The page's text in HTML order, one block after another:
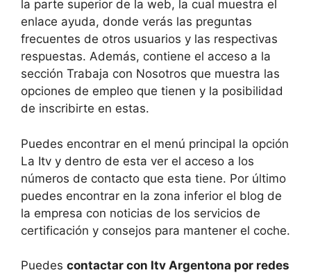
la parte superior de la web, la cual muestra el
enlace ayuda, donde verás las preguntas
frecuentes de otros usuarios y las respectivas
respuestas. Además, contiene el acceso a la
sección Trabaja con Nosotros que muestra las
opciones de empleo que tienen y la posibilidad
de inscribirte en estas.
Puedes encontrar en el menú principal la opción
La Itv y dentro de esta ver el acceso a los
números de contacto que esta tiene. Por último
puedes encontrar en la zona inferior el blog de
la empresa con noticias de los servicios de
certificación y consejos para mantener el coche.
Puedes contactar con Itv Argentona por redes